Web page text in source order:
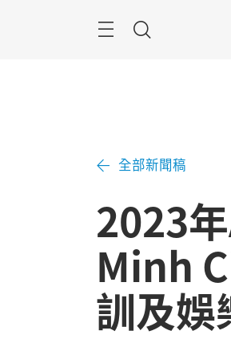
Navigation
搜
全部新聞稿
2023
Minh
訓及娛